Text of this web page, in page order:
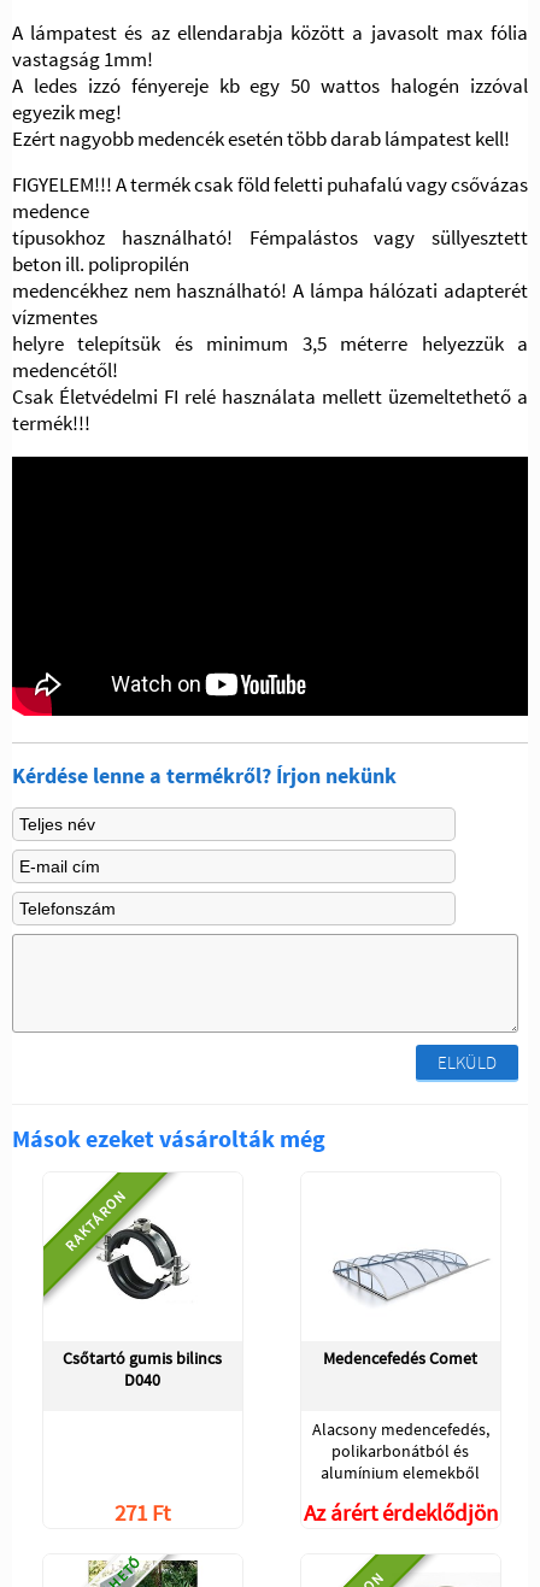
A lámpatest és az ellendarabja között a javasolt max fólia
vastagság 1mm!
A ledes izzó fényereje kb egy 50 wattos halogén izzóval
egyezik meg!
Ezért nagyobb medencék esetén több darab lámpatest kell!
FIGYELEM!!! A termék csak föld feletti puhafalú vagy csővázas
medence
típusokhoz használható! Fémpalástos vagy süllyesztett
beton ill. polipropilén
medencékhez nem használható! A lámpa hálózati adapterét
vízmentes
helyre telepítsük és minimum 3,5 méterre helyezzük a
medencétől!
Csak Életvédelmi FI relé használata mellett üzemeltethető a
termék!!!
Kérdése lenne a termékről? Írjon nekünk
ELKÜLD
Mások ezeket vásárolták még
RAKTÁRON
Csőtartó gumis bilincs
D040
271 Ft
Medencefedés Comet
Alacsony medencefedés,
polikarbonátból és
alumínium elemekből
Az árért érdeklődjön